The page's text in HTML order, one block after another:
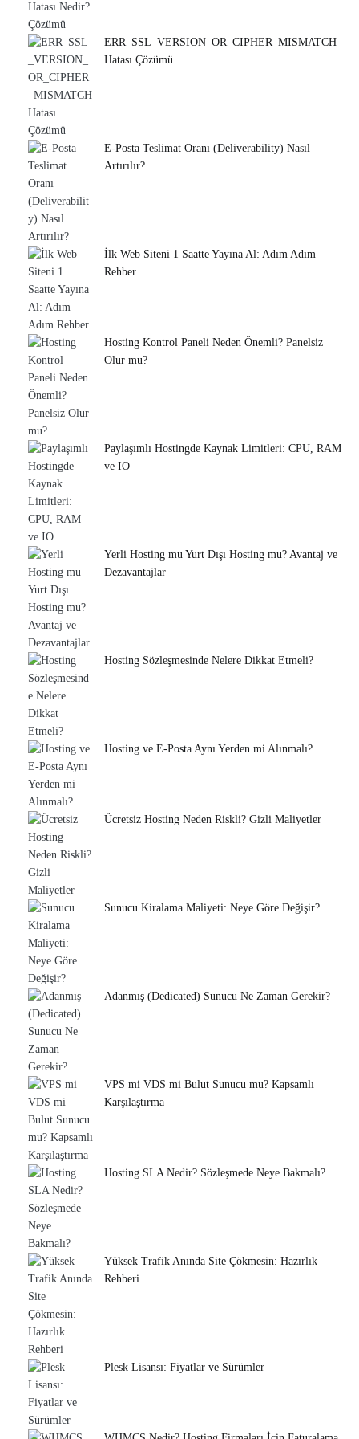
ERR_SSL_VERSION_OR_CIPHER_MISMATCH
Hatası Çözümü
E-Posta Teslimat Oranı (Deliverability) Nasıl
Artırılır?
İlk Web Siteni 1 Saatte Yayına Al: Adım Adım
Rehber
Hosting Kontrol Paneli Neden Önemli? Panelsiz
Olur mu?
Paylaşımlı Hostingde Kaynak Limitleri: CPU, RAM
ve IO
Yerli Hosting mu Yurt Dışı Hosting mu? Avantaj ve
Dezavantajlar
Hosting Sözleşmesinde Nelere Dikkat Etmeli?
Hosting ve E-Posta Aynı Yerden mi Alınmalı?
Ücretsiz Hosting Neden Riskli? Gizli Maliyetler
Sunucu Kiralama Maliyeti: Neye Göre Değişir?
Adanmış (Dedicated) Sunucu Ne Zaman Gerekir?
VPS mi VDS mi Bulut Sunucu mu? Kapsamlı
Karşılaştırma
Hosting SLA Nedir? Sözleşmede Neye Bakmalı?
Yüksek Trafik Anında Site Çökmesin: Hazırlık
Rehberi
Plesk Lisansı: Fiyatlar ve Sürümler